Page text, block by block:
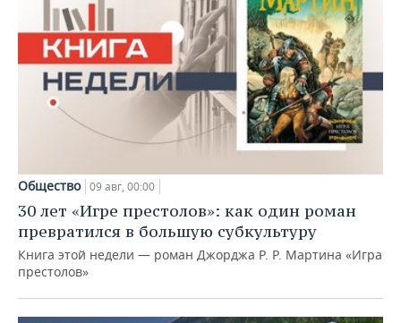
Общество 09 авг, 00:00
30 лет «Игре престолов»: как один роман
превратился в большую субкультуру
Книга этой недели — роман Джорджа Р. Р. Мартина «Игра
престолов»